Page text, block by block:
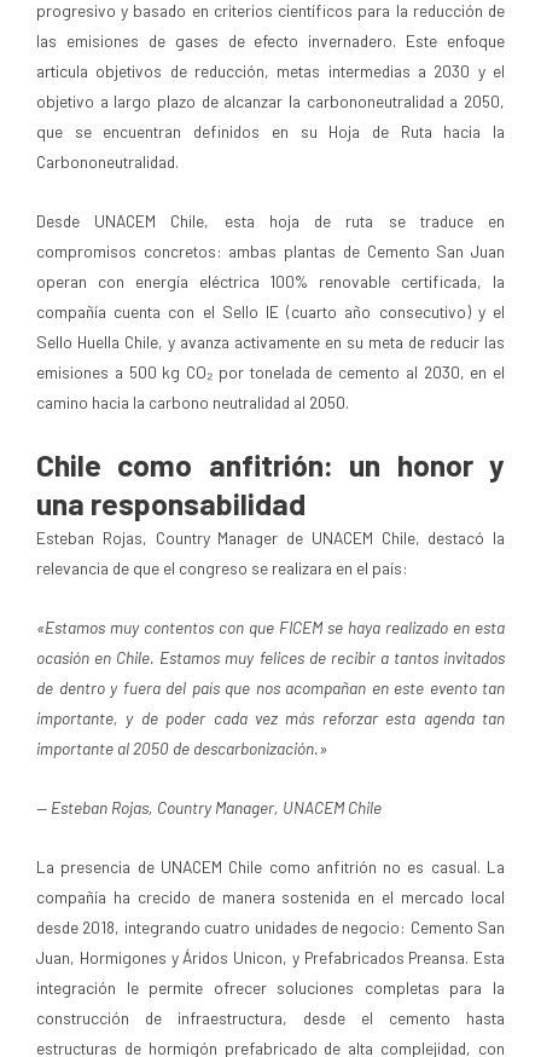
progresivo y basado en criterios científicos para la reducción de
las emisiones de gases de efecto invernadero. Este enfoque
articula objetivos de reducción, metas intermedias a 2030 y el
objetivo a largo plazo de alcanzar la carbononeutralidad a 2050,
que se encuentran definidos en su Hoja de Ruta hacia la
Carbononeutralidad.
Desde UNACEM Chile, esta hoja de ruta se traduce en
compromisos concretos: ambas plantas de Cemento San Juan
operan con energía eléctrica 100% renovable certificada, la
compañía cuenta con el Sello IE (cuarto año consecutivo) y el
Sello Huella Chile, y avanza activamente en su meta de reducir las
emisiones a 500 kg CO₂ por tonelada de cemento al 2030, en el
camino hacia la carbono neutralidad al 2050.
Chile como anfitrión: un honor y
una responsabilidad
Esteban Rojas, Country Manager de UNACEM Chile, destacó la
relevancia de que el congreso se realizara en el país:
«Estamos muy contentos con que FICEM se haya realizado en esta
ocasión en Chile. Estamos muy felices de recibir a tantos invitados
de dentro y fuera del país que nos acompañan en este evento tan
importante, y de poder cada vez más reforzar esta agenda tan
importante al 2050 de descarbonización.»
— Esteban Rojas, Country Manager, UNACEM Chile
La presencia de UNACEM Chile como anfitrión no es casual. La
compañía ha crecido de manera sostenida en el mercado local
desde 2018, integrando cuatro unidades de negocio: Cemento San
Juan, Hormigones y Áridos Unicon, y Prefabricados Preansa. Esta
integración le permite ofrecer soluciones completas para la
construcción de infraestructura, desde el cemento hasta
estructuras de hormigón prefabricado de alta complejidad, con